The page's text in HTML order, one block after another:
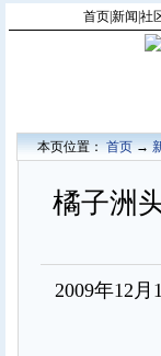
首页|新闻 社
本页位置：首页→
橘子洲
2009年12